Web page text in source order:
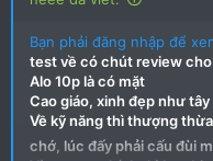
Bạn phải đăng nhập để
test về có chút review cho
Alo 10p là có mặt
Cao giáo, xinh đẹp như
Về kỹ năng thì thượng
chớ, lúc đấy phải cấu đùi